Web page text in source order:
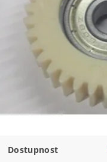
Dostupnost